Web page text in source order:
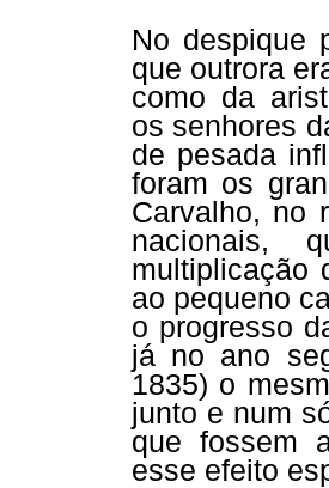
No despique
que outrora
como da
os senhores
de pesada
foram os
Carvalho, no
nacionais,
multiplicação
ao pequeno
o progresso
já no ano
1835) o
junto e num
que fossem
esse efeito